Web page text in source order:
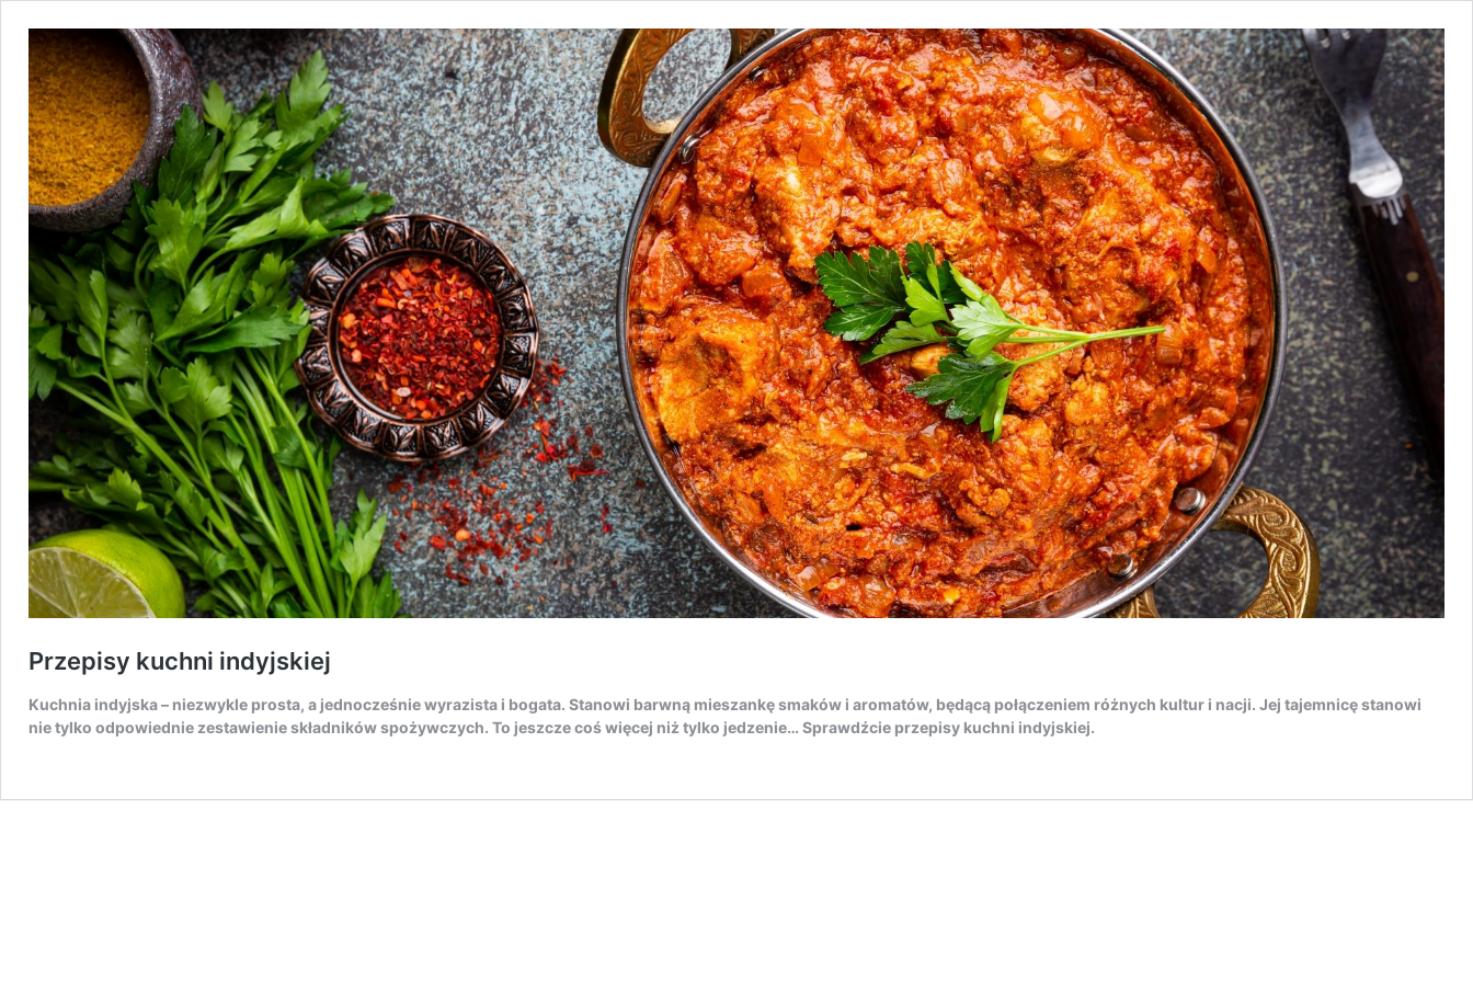
Przepisy kuchni indyjskiej
Kuchnia indyjska – niezwykle prosta, a jednocześnie wyrazista i bogata. Stanowi barwną mieszankę smaków i aromatów, będącą połączeniem różnych kultur i nacji. Jej tajemnicę stanowi
nie tylko odpowiednie zestawienie składników spożywczych. To jeszcze coś więcej niż tylko jedzenie… Sprawdźcie przepisy kuchni indyjskiej.